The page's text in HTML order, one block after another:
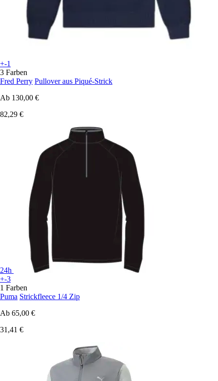
+-1
3 Farben
Fred Perry Pullover aus Piqué-Strick
Ab 130,00 €
82,29 €
24h
+-3
1 Farben
Puma Strickfleece 1/4 Zip
Ab 65,00 €
31,41 €